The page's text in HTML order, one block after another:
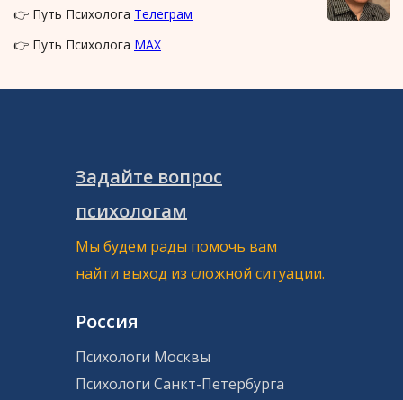
👉 Путь Психолога Телеграм
👉 Путь Психолога MAX
Задайте вопрос
психологам
Мы будем рады помочь вам
найти выход из сложной ситуации.
Россия
Психологи Москвы
Психологи Санкт-Петербурга